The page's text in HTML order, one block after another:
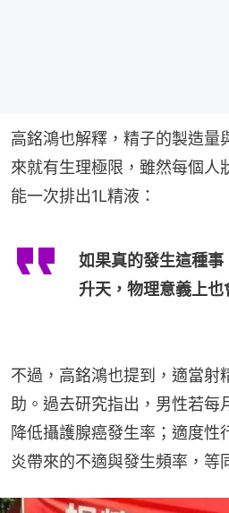
高銘鴻也解釋，精子的製造量
來就有生理極限，雖然每個人
能一次排出1L精液：
如果真的發生這種事
升天，物理意義上也
不過，高銘鴻也提到，適當射
助。過去研究指出，男性若每
降低攝護腺癌發生率；適度性
炎帶來的不適與發生頻率，等